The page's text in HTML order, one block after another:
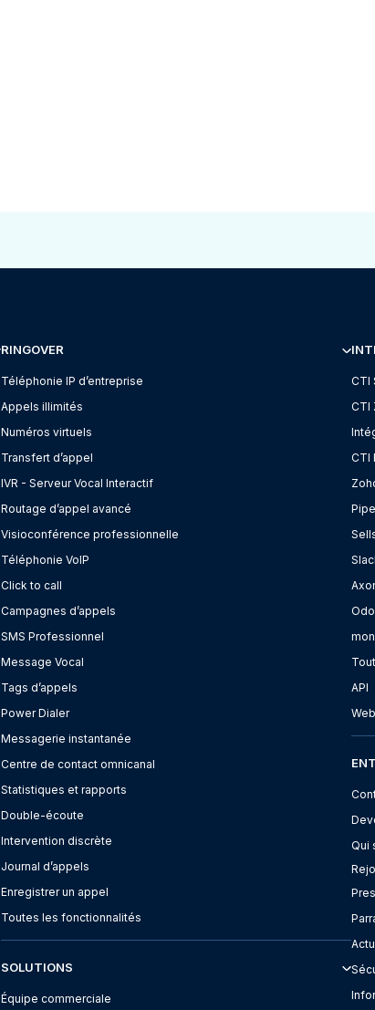
RINGOVER
Téléphonie IP d’entreprise
Appels illimités
Numéros virtuels
Transfert d’appel
IVR - Serveur Vocal Interactif
Routage d’appel avancé
Visioconférence professionnelle
Téléphonie VoIP
Click to call
Campagnes d’appels
SMS Professionnel
Message Vocal
Tags d’appels
Power Dialer
Messagerie instantanée
Centre de contact omnicanal
Statistiques et rapports
Double-écoute
Intervention discrète
Journal d’appels
Enregistrer un appel
Toutes les fonctionnalités
SOLUTIONS
Équipe commerciale
CTI
CTI
CTI
API
Qui